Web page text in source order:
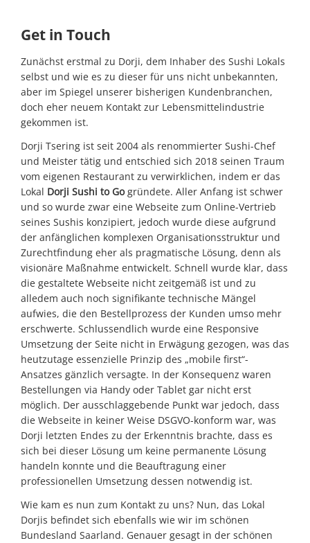
Kontakt
Get in Touch
Zunächst erstmal zu Dorji, dem Inhaber des Sushi Lokals
selbst und wie es zu dieser für uns nicht unbekannten,
aber im Spiegel unserer bisherigen Kundenbranchen,
doch eher neuem Kontakt zur Lebensmittelindustrie
gekommen ist.
Dorji Tsering ist seit 2004 als renommierter Sushi-Chef
und Meister tätig und entschied sich 2018 seinen Traum
vom eigenen Restaurant zu verwirklichen, indem er das
Lokal Dorji Sushi to Gogründete. Aller Anfang ist schwer
und so wurde zwar eine Webseite zum Online-Vertrieb
seines Sushis konzipiert, jedoch wurde diese aufgrund
der anfänglichen komplexen Organisationsstruktur und
Zurechtfindung eher als pragmatische Lösung, denn als
visionäre Maßnahme entwickelt. Schnell wurde klar, dass
die gestaltete Webseite nicht zeitgemäß ist und zu
alledem auch noch signifikante technische Mängel
aufwies, die den Bestellprozess der Kunden umso mehr
erschwerte. Schlussendlich wurde eine Responsive
Umsetzung der Seite nicht in Erwägung gezogen, was das
heutzutage essenzielle Prinzip des „mobile first“-
Ansatzes gänzlich versagte. In der Konsequenz waren
Bestellungen via Handy oder Tablet gar nicht erst
möglich. Der ausschlaggebende Punkt war jedoch, dass
die Webseite in keiner Weise DSGVO-konform war, was
Dorji letzten Endes zu der Erkenntnis brachte, dass es
sich bei dieser Lösung um keine permanente Lösung
handeln konnte und die Beauftragung einer
professionellen Umsetzung dessen notwendig ist.
Wie kam es nun zum Kontakt zu uns? Nun, das Lokal
Dorjis befindet sich ebenfalls wie wir im schönen
Bundesland Saarland. Genauer gesagt in der schönen